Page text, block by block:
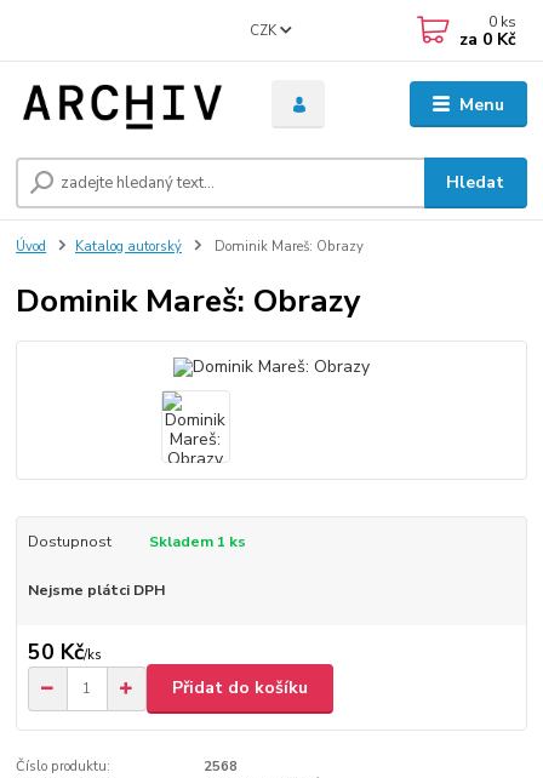
Menu
CZK
Hledat
0 ks
za 0 Kč
Úvod Katalog autorský Dominik Mareš: Obrazy
Dominik Mareš: Obrazy
Dostupnost Skladem 1 ks
Nejsme plátci DPH
50 Kč/ks
Přidat do košíku
Číslo produktu:
2568